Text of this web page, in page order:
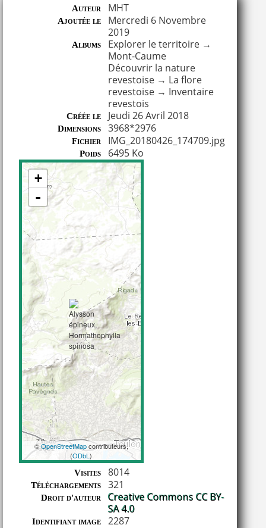
Auteur MHT
Ajoutée le
Mercredi 6 Novembre
2019
Albums Explorer le territoire→
Mont-Caume
Découvrir la nature
revestoise→ La flore
revestoise→ Inventaire
revestois
Créée le Jeudi 26 Avril 2018
Dimensions 3968*2976
Fichier IMG_20180426_174709.jpg
Poids 6495 Ko
Coordonnées
+
-
©OpenStreetMapcontributeurs,
(ODbL)
Visites
8014
Téléchargements 321
Droit d'auteur
Creative Commons CC BY-
SA 4.0
Identifiant image 2287